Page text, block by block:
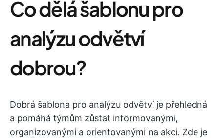
Co dělá šablonu pro
analýzu odvětví
dobrou?
Dobrá šablona pro analýzu odvětví je přehledná
a pomáhá týmům zůstat informovanými,
organizovanými a orientovanými na akci. Zde je